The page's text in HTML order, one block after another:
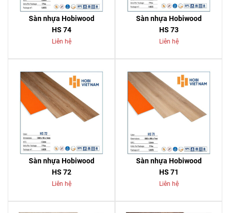
Sàn nhựa Hobiwood
HS 74
Liên hệ
Sàn nhựa Hobiwood
HS 73
Liên hệ
Sàn nhựa Hobiwood
HS 72
Liên hệ
Sàn nhựa Hobiwood
HS 71
Liên hệ